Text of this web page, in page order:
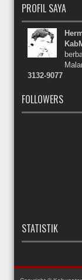
PROFIL SAYA
3132-9077
FOLLOWERS
STATISTIK